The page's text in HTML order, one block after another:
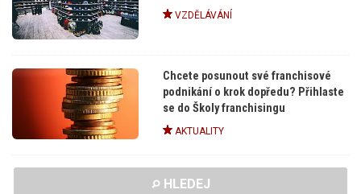
VZDĚLÁVÁNÍ
Chcete posunout své franchisové
podnikání o krok dopředu? Přihlaste
se do Školy franchisingu
AKTUALITY
HLEDEJ